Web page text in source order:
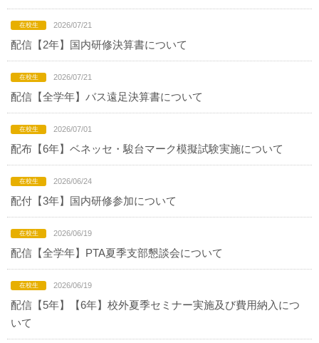
2026/07/21
配信【2年】国内研修決算書について
2026/07/21
配信【全学年】バス遠足決算書について
2026/07/01
配布【6年】ベネッセ・駿台マーク模擬試験実施について
2026/06/24
配付【3年】国内研修参加について
2026/06/19
配信【全学年】PTA夏季支部懇談会について
2026/06/19
配信【5年】【6年】校外夏季セミナー実施及び費用納入につ
いて